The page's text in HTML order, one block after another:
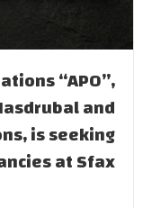
“APO”,
and
is seeking
at Sfax